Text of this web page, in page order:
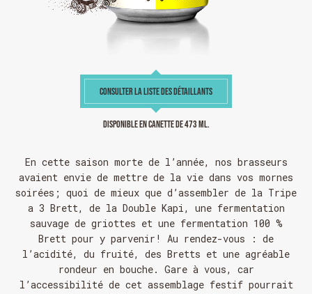
En cette saison morte de l’année, nos brasseurs
avaient envie de mettre de la vie dans vos mornes
soirées; quoi de mieux que d’assembler de la Tripe
a 3 Brett, de la Double Kapi, une fermentation
sauvage de griottes et une fermentation 100 %
Brett pour y parvenir! Au rendez-vous : de
l’acidité, du fruité, des Bretts et une agréable
rondeur en bouche. Gare à vous, car
l’accessibilité de cet assemblage festif pourrait
CONSULTER LA LISTE DES DÉTAILLANTS
Disponible en canette de 473 ml.